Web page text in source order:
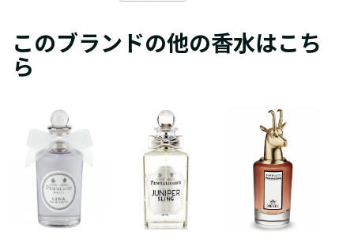
このブランドの他の香水はこち
ら